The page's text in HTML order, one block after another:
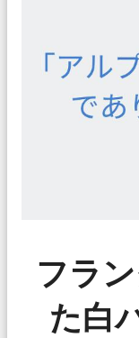
フラ
た白